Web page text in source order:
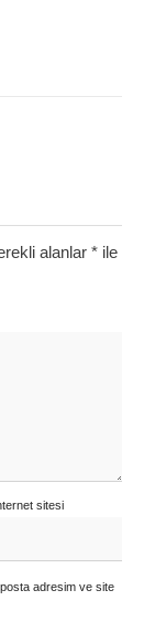
alanlar * ile
sitesi
posta adresim ve site